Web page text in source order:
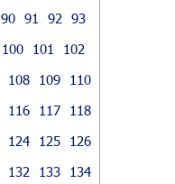
90 91 92
93
100 101
102
108 109
110
116 117
118
124 125
126
132 133
134